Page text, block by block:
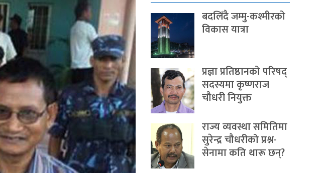
बदलिँदै जम्मु-कश्मीरको
विकास यात्रा
प्रज्ञा प्रतिष्ठानको परिषद्
सदस्यमा कृष्णराज
चौधरी नियुक्त
राज्य व्यवस्था समितिमा
सुरेन्द्र चौधरीको प्रश्न-
सेनामा कति थारू छन्?